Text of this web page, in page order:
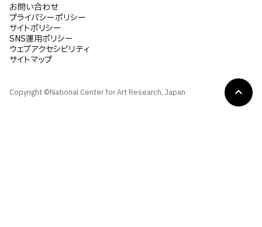
Copyright ©National Center for Art Research, Japan
お問い合わせ
プライバシーポリシー
サイトポリシー
SNS運用ポリシー
ウェブアクセシビリティ
サイトマップ